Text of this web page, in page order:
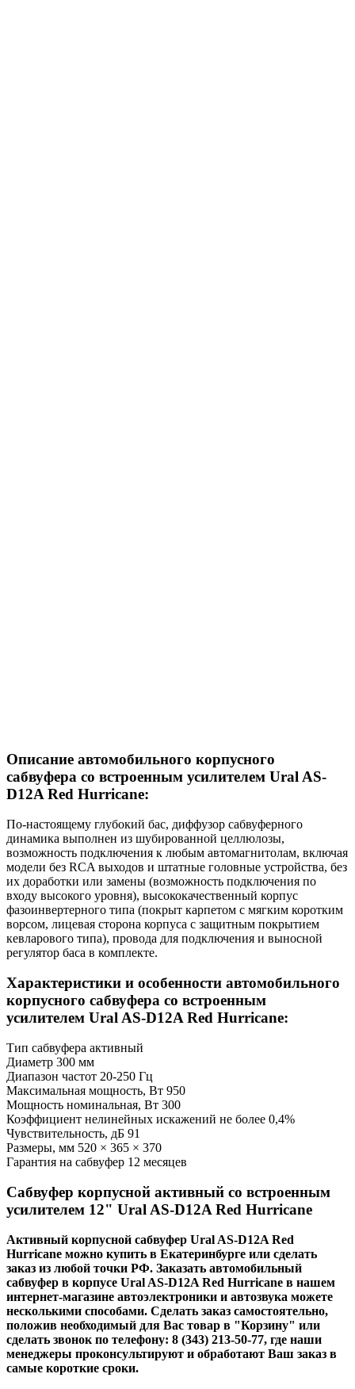
Описание автомобильного корпусного
сабвуфера со встроенным усилителем Ural AS-
D12A Red Hurricane:
По-настоящему глубокий бас, диффузор сабвуферного
динамика выполнен из шубированной целлюлозы,
возможность подключения к любым автомагнитолам, включая
модели без RCA выходов и штатные головные устройства, без
их доработки или замены (возможность подключения по
входу высокого уровня), высококачественный корпус
фазоинвертерного типа (покрыт карпетом с мягким коротким
ворсом, лицевая сторона корпуса с защитным покрытием
кевларового типа), провода для подключения и выносной
регулятор баса в комплекте.
Характеристики и особенности автомобильного
корпусного сабвуфера со встроенным
усилителем Ural AS-D12A Red Hurricane:
Тип сабвуфера активный
Диаметр 300 мм
Диапазон частот 20-250 Гц
Максимальная мощность, Вт 950
Мощность номинальная, Вт 300
Коэффициент нелинейных искажений не более 0,4%
Чувствительность, дБ 91
Размеры, мм 520 × 365 × 370
Гарантия на сабвуфер 12 месяцев
Сабвуфер корпусной активный со встроенным
усилителем 12" Ural AS-D12A Red Hurricane
Активный корпусной сабвуфер Ural AS-D12A Red
Hurricane можно купить в Екатеринбурге или сделать
заказ из любой точки РФ. Заказать автомобильный
сабвуфер в корпусе Ural AS-D12A Red Hurricane в нашем
интернет-магазине автоэлектроники и автозвука можете
несколькими способами. Сделать заказ самостоятельно,
положив необходимый для Вас товар в "Корзину" или
сделать звонок по телефону: 8 (343) 213-50-77, где наши
менеджеры проконсультируют и обработают Ваш заказ в
самые короткие сроки.